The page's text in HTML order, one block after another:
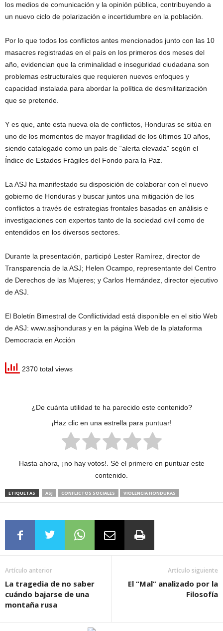
los medios de comunicación y la opinión pública, contribuyendo a
un nuevo ciclo de polarización e incertidumbre en la población.
Por lo que todos los conflictos antes mencionados junto con las 10
masacres registradas en el país en los primeros dos meses del
año, evidencian que la criminalidad e inseguridad ciudadana son
problemas estructurales que requieren nuevos enfoques y
capacidad instalada para abordar la política de desmilitarización
que se pretende.
Y es que, ante esta nueva ola de conflictos, Honduras se sitúa en
uno de los momentos de mayor fragilidad de los últimos 10 años,
siendo catalogado como un país de “alerta elevada” según el
Índice de Estados Frágiles del Fondo para la Paz.
La ASJ ha manifestado su disposición de colaborar con el nuevo
gobierno de Honduras y buscar juntos una mitigación de los
conflictos a través de estrategias frontales basadas en análisis e
investigaciones con expertos tanto de la sociedad civil como de
entendidos en los diversos sectores.
Durante la presentación, participó Lester Ramírez, director de
Transparencia de la ASJ; Helen Ocampo, representante del Centro
de Derechos de las Mujeres; y Carlos Hernández, director ejecutivo
de ASJ.
El Boletín Bimestral de Conflictividad está disponible en el sitio Web
de ASJ: www.asjhonduras y en la página Web de la plataforma
Democracia en Acción
2370 total views
¿De cuánta utilidad te ha parecido este contenido?
¡Haz clic en una estrella para puntuar!
Hasta ahora, ¡no hay votos!. Sé el primero en puntuar este
contenido.
ETIQUETAS ASJ CONFLICTOS SOCIALES VIOLENCIA HONDURAS
Artículo anterior
La tragedia de no saber
cuándo bajarse de una
montaña rusa
Artículo siguiente
El “Mal” analizado por la
Filosofía